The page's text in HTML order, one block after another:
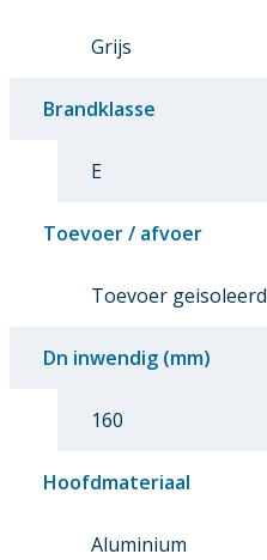
Grijs
Brandklasse
E
Toevoer / afvoer
Toevoer geisoleerd
Dn inwendig (mm)
160
Hoofdmateriaal
Aluminium